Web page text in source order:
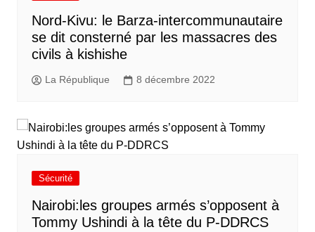
Nord-Kivu: le Barza-intercommunautaire
se dit consterné par les massacres des
civils à kishishe
La République 8 décembre 2022
Sécurité
Nairobi:les groupes armés s’opposent à
Tommy Ushindi à la tête du P-DDRCS